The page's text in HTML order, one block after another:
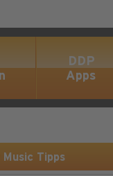
DDP
Apps
Music Tipps